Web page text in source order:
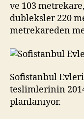
ve 103
dubleksler 220
metrekareden
Sofistanbul
teslimlerinin 2014
planlanıyor.